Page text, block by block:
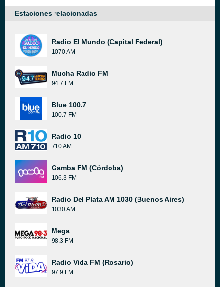
Estaciones relacionadas
Radio El Mundo (Capital Federal)
1070 AM
Mucha Radio FM
94.7 FM
Blue 100.7
100.7 FM
Radio 10
710 AM
Gamba FM (Córdoba)
106.3 FM
Radio Del Plata AM 1030 (Buenos Aires)
1030 AM
Mega
98.3 FM
Radio Vida FM (Rosario)
97.9 FM